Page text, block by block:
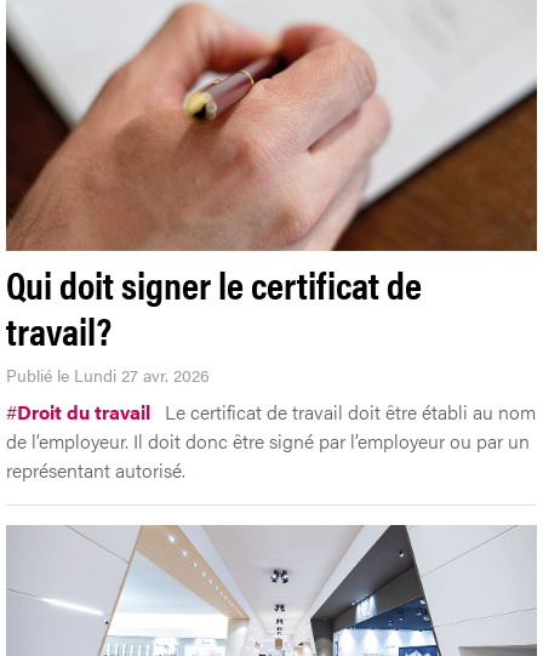
Qui doit signer le certificat de
travail?
Publié le Lundi 27 avr. 2026
#Droit du travail Le certificat de travail doit être établi au nom
de l’employeur. Il doit donc être signé par l’employeur ou par un
représentant autorisé.